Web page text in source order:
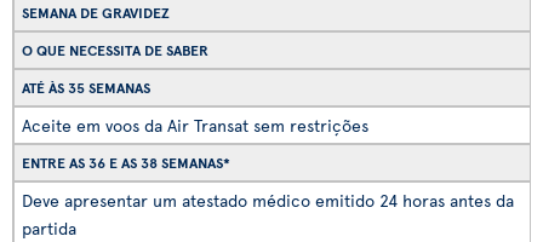
SEMANA DE GRAVIDEZ
O QUE NECESSITA DE SABER
ATÉ ÀS 35 SEMANAS
Aceite em voos da Air Transat sem restrições
ENTRE AS 36 E AS 38 SEMANAS*
Deve apresentar um atestado médico emitido 24 horas antes da
partida